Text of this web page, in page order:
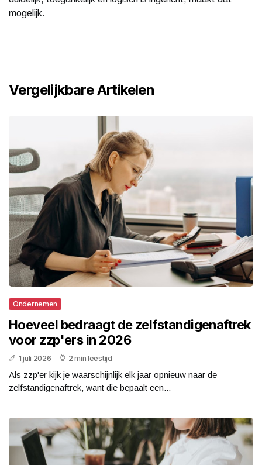
mogelijk.
Vergelijkbare Artikelen
Ondernemen
Hoeveel bedraagt de zelfstandigenaftrek
voor zzp'ers in 2026
1 juli 2026 2 min leestijd
Als zzp'er kijk je waarschijnlijk elk jaar opnieuw naar de
zelfstandigenaftrek, want die bepaalt een...